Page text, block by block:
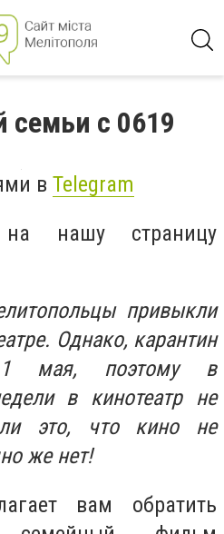
семьи с 0619
в Telegram
на нашу страницу
привыкли
Однако, карантин
мая, поэтому в
в кинотеатр не
это, что кино не
же нет!
вам обратить